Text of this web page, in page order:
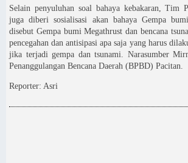
Selain penyuluhan soal bahaya kebakaran, Tim
juga diberi sosialisasi akan bahaya Gempa
disebut Gempa bumi Megathrust dan bencana
pencegahan dan antisipasi apa saja yang harus
jika terjadi gempa dan tsunami. Narasumber
Penanggulangan Bencana Daerah (BPBD) Pacitan.
Reporter: Asri